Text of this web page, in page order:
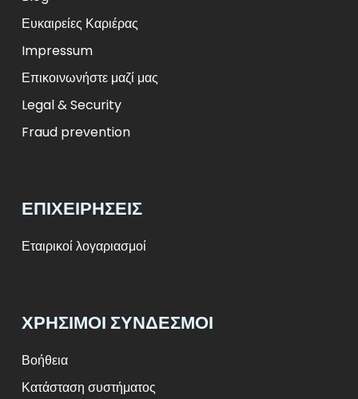
Ευκαιρείες Καριέρας
Impressum
Επικοινωνήστε μαζί μας
Legal & Security
Fraud prevention
ΕΠΙΧΕΙΡΉΣΕΙΣ
Εταιρικοί λογαριασμοί
ΧΡΉΣΙΜΟΙ ΣΎΝΔΕΣΜΟΙ
Βοήθεια
Κατάσταση συστήματος